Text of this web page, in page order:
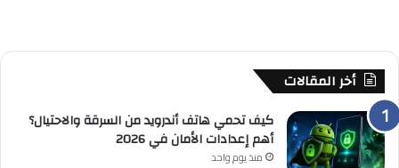
أخر المقالات
كيف تحمي هاتف أندرويد من السرقة والاحتيال؟
أهم إعدادات الأمان في 2026
منذ يوم واحد